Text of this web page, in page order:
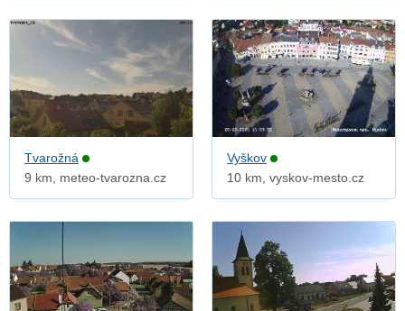
Tvarožná
9 km, meteo-tvarozna.cz
Vyškov
10 km, vyskov-mesto.cz